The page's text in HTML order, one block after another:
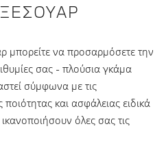
μπορείτε να προσαρμόσετε την
σας - πλούσια γκάμα
σύμφωνα με τις
και ασφάλειας ειδικά
όλες σας τις